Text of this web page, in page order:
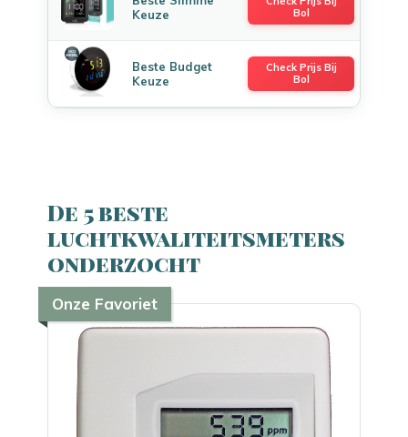
Keuze
Bol
Beste Budget
Keuze
Check Prijs Bij
Bol
De 5 beste
luchtkwaliteitsmeters
onderzocht
Onze Favoriet